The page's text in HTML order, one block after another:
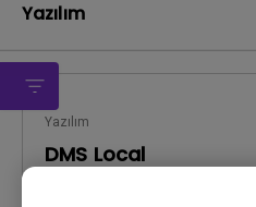
Yazılım
Yazılım
DMS Local